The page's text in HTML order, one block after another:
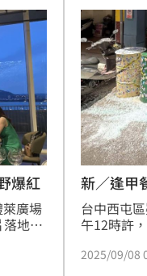
爆紅
廣場
地窗
餐，
新／逢甲
台中西屯
午12時許
燙傷，被
2025/09/08